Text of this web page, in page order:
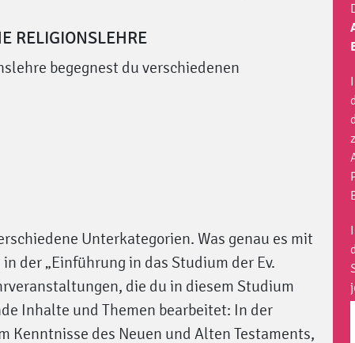
RELIGIONSLEHRE
begegnest du verschiedenen
Unterkategorien. Was genau es mit
der „Einführung in das Studium der Ev.
die du in diesem Studium
Inhalte und Themen bearbeitet: In der
Kenntnisse des Neuen und Alten Testaments,